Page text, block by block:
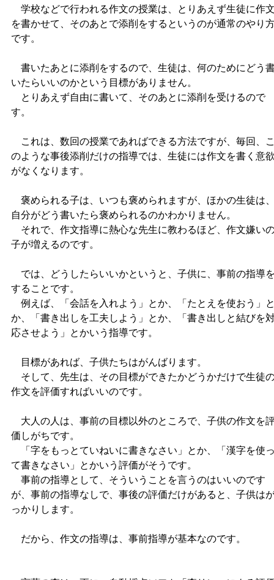
学校などで行われる作文の授業は、とりあえず生徒に作
を書かせて、そのあとで添削をするというのが通常のやり
です。
書いたあとに添削をするので、生徒は、何のためにどう
いたらいいのかという目標がありません。
とりあえず自由に書いて、そのあとに添削を受けるので
す。
これは、数回の授業であればできる方法ですが、毎回、
のような事後添削だけの指導では、生徒には作文を書く意
がなくなります。
褒められる子は、いつも褒められますが、ほかの生徒は
自分がどう書いたら褒められるのかわかりません。
それで、作文指導に熱心な先生に教わるほど、作文嫌い
子が増えるのです。
では、どうしたらいいかというと、子供に、事前の指導
することです。
例えば、「会話を入れよう」とか、「たとえを使おう」
か、「書き出しを工夫しよう」とか、「書き出しと結びを
応させよう」とかいう指導です。
目標があれば、子供たちはがんばります。
そして、先生は、その目標ができたかどうかだけで生徒
作文を評価すればいいのです。
大人の人は、事前の目標以外のところで、子供の作文を
価しがちです。
「字をもっとていねいに書きなさい」とか、「漢字を使
て書きなさい」とかいう評価がそうです。
事前の指導として、そういうことを言うのはいいのです
が、事前の指導なしで、事後の評価だけがあると、子供は
っかりします。
だから、作文の指導は、事前指導が基本なのです。